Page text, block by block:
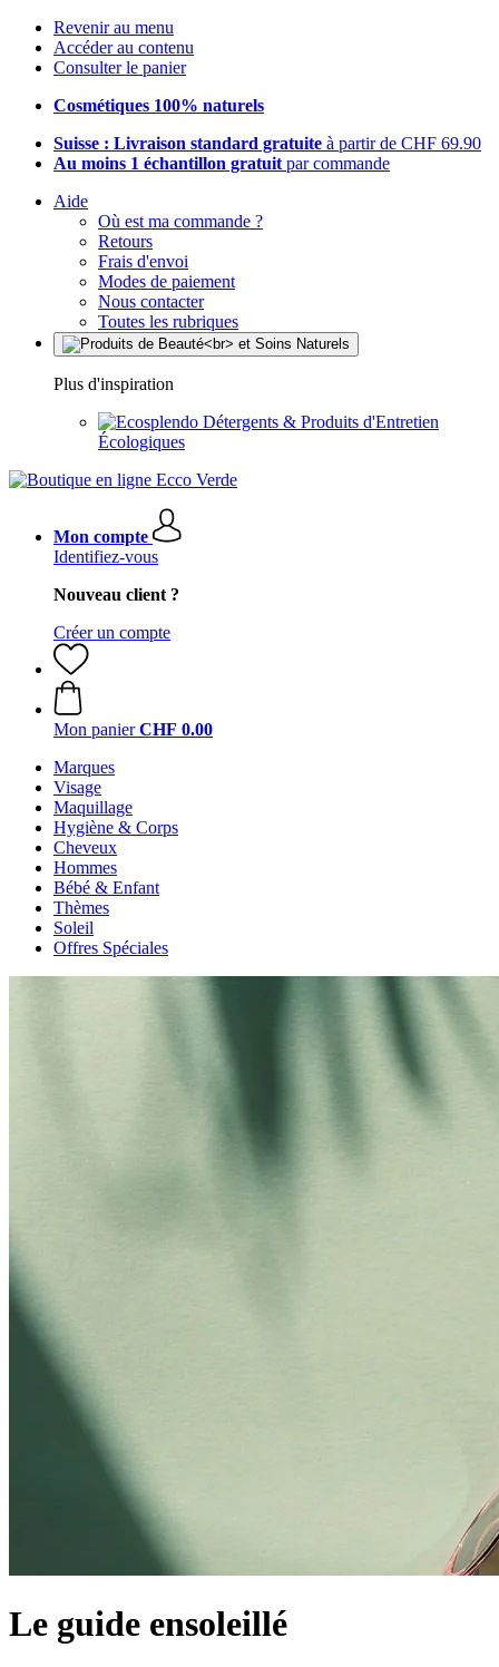
Revenir au menu
Accéder au contenu
Consulter le panier
Cosmétiques 100% naturels
Suisse : Livraison standard gratuite à partir de CHF 69.90
Au moins 1 échantillon gratuit par commande
Aide
Où est ma commande ?
Retours
Frais d'envoi
Modes de paiement
Nous contacter
Toutes les rubriques
Plus d'inspiration
Détergents & Produits d'Entretien
Écologiques
Mon compte
Identifiez-vous
Nouveau client ?
Créer un compte
Mon panier CHF 0.00
Marques
Visage
Maquillage
Hygiène & Corps
Cheveux
Hommes
Bébé & Enfant
Thèmes
Soleil
Offres Spéciales
Le guide ensoleillé